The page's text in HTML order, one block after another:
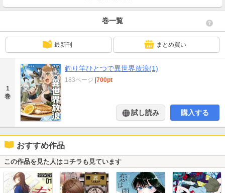
巻一覧
最新刊 まとめ買い
1
巻
釣り竿ひとつで異世界放浪(1)
183ページ |700pt
試し読み 購入する
おすすめ作品
この作品を見た人はコチラも見ています